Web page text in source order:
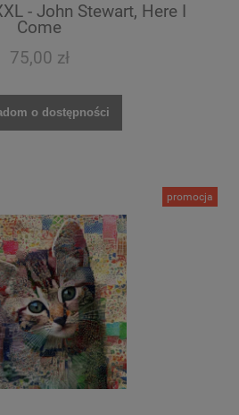
- John Stewart, Here I
Come
75,00 zł
o dostępności
promocja